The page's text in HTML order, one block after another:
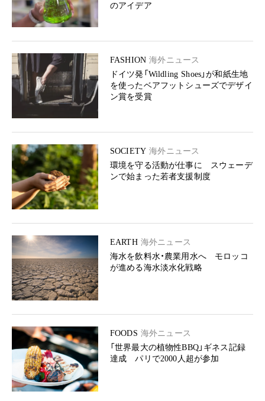
のアイデア
FASHION 海外ニュース
ドイツ発「Wildling Shoes」が和紙生地
を使ったベアフットシューズでデザイ
ン賞を受賞
SOCIETY 海外ニュース
環境を守る活動が仕事に スウェーデ
ンで始まった若者支援制度
EARTH 海外ニュース
海水を飲料水・農業用水へ モロッコ
が進める海水淡水化戦略
FOODS 海外ニュース
「世界最大の植物性BBQ」ギネス記録
達成 パリで2000人超が参加